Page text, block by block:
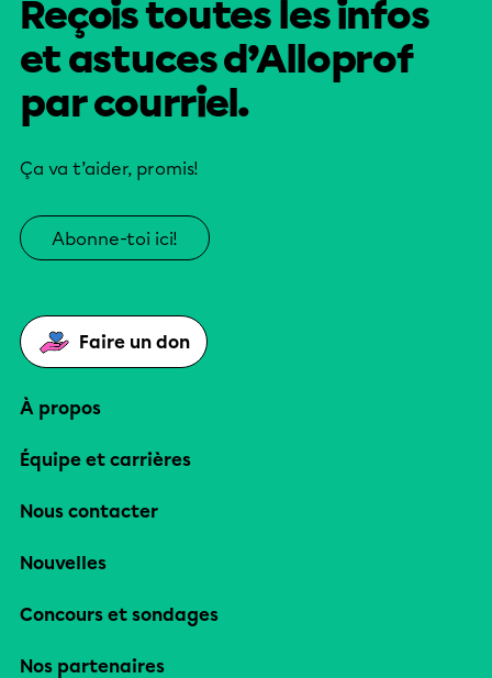
Reçois toutes les infos
et astuces d’Alloprof
par courriel.
Ça va t’aider, promis!
Abonne-toi ici!
Faire un don
À propos
Équipe et carrières
Nous contacter
Nouvelles
Concours et sondages
Nos partenaires